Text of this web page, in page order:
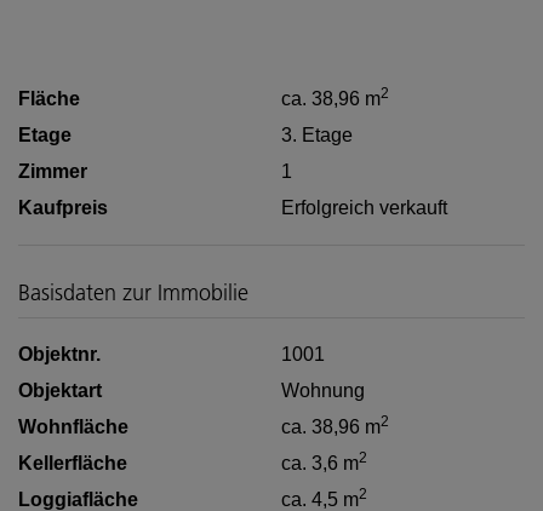
Fläche ca. 38,96 m2
Etage
3. Etage
Zimmer
1
Kaufpreis
Erfolgreich verkauft
Basisdaten zur Immobilie
Objektnr.
1001
Objektart
Wohnung
Wohnfläche
ca. 38,96 m2
Kellerfläche ca. 3,6 m2
Loggiafläche ca. 4,5 m2